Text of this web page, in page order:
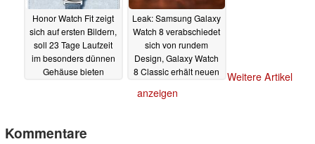
Honor Watch Fit zeigt
sich auf ersten Bildern,
soll 23 Tage Laufzeit
im besonders dünnen
Gehäuse bieten
Leak: Samsung Galaxy
Watch 8 verabschiedet
sich von rundem
Design, Galaxy Watch
8 Classic erhält neuen
Weitere Artikel
anzeigen
Kommentare